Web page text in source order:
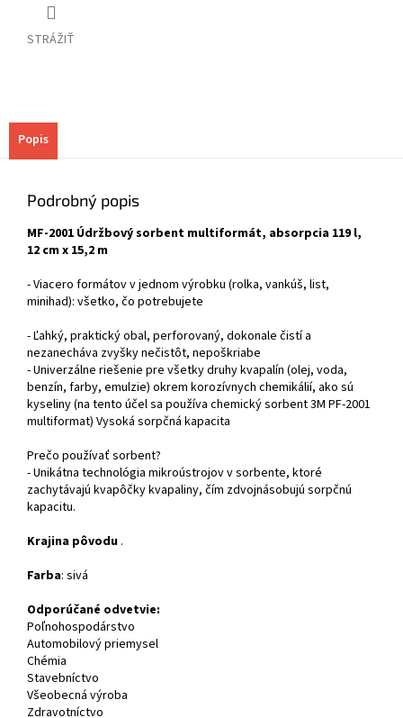
STRÁŽIŤ
Popis
Podrobný popis
MF-2001 Údržbový sorbent multiformát, absorpcia 119 l,
12 cm x 15,2 m
- Viacero formátov v jednom výrobku (rolka, vankúš, list,
minihad): všetko, čo potrebujete
- Ľahký, praktický obal, perforovaný, dokonale čistí a
nezanecháva zvyšky nečistôt, nepoškriabe
- Univerzálne riešenie pre všetky druhy kvapalín (olej, voda,
benzín, farby, emulzie) okrem korozívnych chemikálií, ako sú
kyseliny (na tento účel sa používa chemický sorbent 3M PF-2001
multiformat) Vysoká sorpčná kapacita
Prečo používať sorbent?
- Unikátna technológia mikroústrojov v sorbente, ktoré
zachytávajú kvapôčky kvapaliny, čím zdvojnásobujú sorpčnú
kapacitu.
Krajina pôvodu .
Farba: sivá
Odporúčané odvetvie:
Poľnohospodárstvo
Automobilový priemysel
Chémia
Stavebníctvo
Všeobecná výroba
Zdravotníctvo